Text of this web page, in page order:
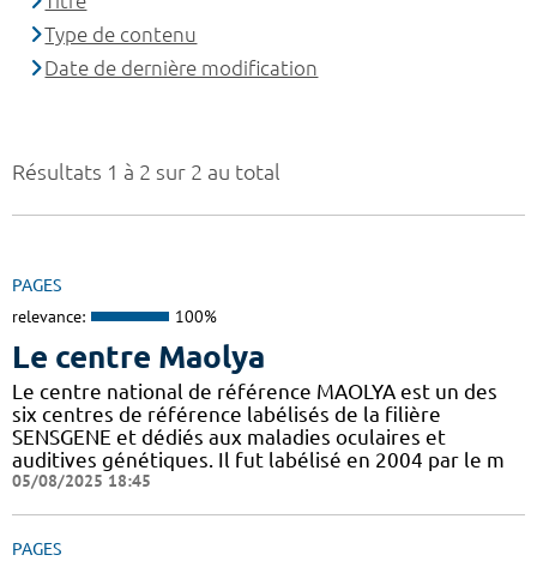
Résultats 1 à 2 sur 2 au total
PAGES
relevance: 100%
Le centre Maolya
Le centre national de référence MAOLYA est un des
six centres de référence labélisés de la filière
SENSGENE et dédiés aux maladies oculaires et
auditives génétiques. Il fut labélisé en 2004 par le m
05/08/2025 18:45
PAGES
Type de contenu
Date de dernière modification